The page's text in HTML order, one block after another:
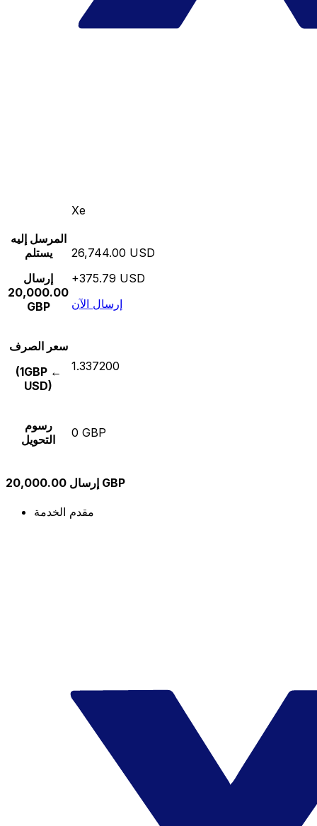
Xe
المرسل إليه
يستلم
إرسال
20,000.00
GBP
26,744.00 USD
+375.79 USD
إرسال الآن
سعر الصرف
(1GBP ←
USD)
1.337200
رسوم
التحويل
0 GBP
إرسال 20,000.00 GBP
مقدم الخدمة